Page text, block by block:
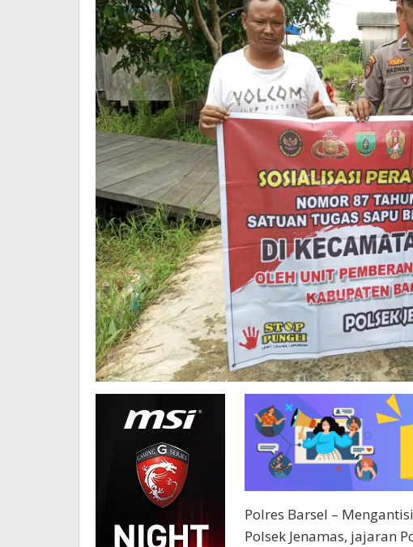
Polres Barsel –
Polsek Jenamas, jajaran